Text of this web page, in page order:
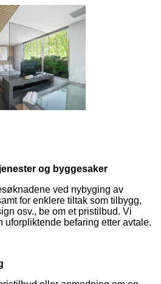
og byggesaker
ved nybyging av
for enklere tiltak som tilbygg,
osv., be om et pristilbud. Vi
uforpliktende befaring etter avtale.